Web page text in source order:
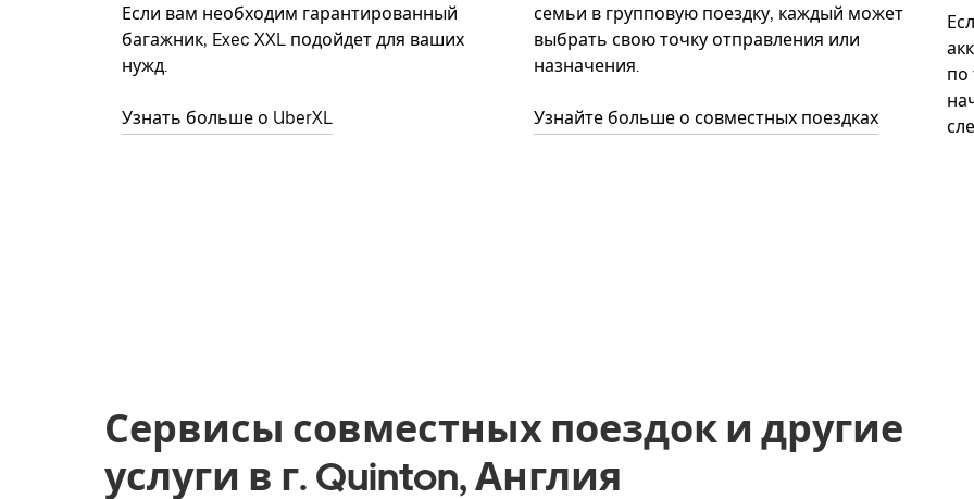
Если вам необходим гарантированный
багажник, Exec XXL подойдет для ваших
нужд.
Узнать больше о UberXL
семьи в групповую поездку, каждый может
выбрать свою точку отправления или
назначения.
Узнайте больше о совместных поездках
по
Сервисы совместных поездок и другие
услуги в г. Quinton, Англия